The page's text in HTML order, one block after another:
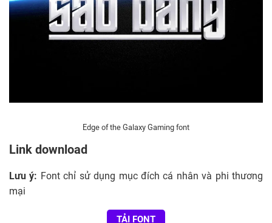
Edge of the Galaxy Gaming font
Link download
Lưu ý: Font chỉ sử dụng mục đích cá nhân và phi thương
mại
TẢI FONT